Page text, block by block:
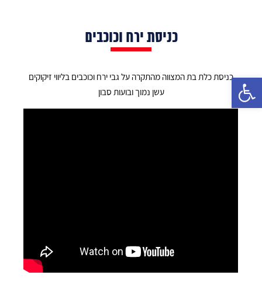
פתח סרגל נגישות
כניסת ירח וכוכבים
כניסת כלת בת המצווה מהתקרה על גבי ירח וכוכבים בליווי זיקוקים
עשן נמוך ובועות סבון